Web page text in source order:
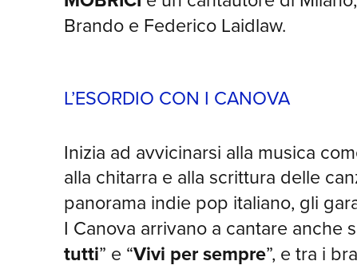
Brando e Federico Laidlaw.
L’ESORDIO CON I CANOVA
Inizia ad avvicinarsi alla musica
alla chitarra e alla scrittura delle
panorama indie pop italiano, gli
I Canova arrivano a cantare anche
tutti” e “Vivi per sempre”, e tra i